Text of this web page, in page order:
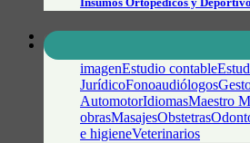
GUÍA PROFESIONAL
imagenEstudio contable
JurídicoFonoaudiólogos
AutomotorIdiomasMaestro
obrasMasajesObstetras
e higieneVeterinarios